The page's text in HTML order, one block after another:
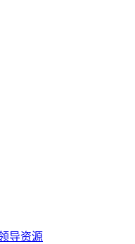
导资源